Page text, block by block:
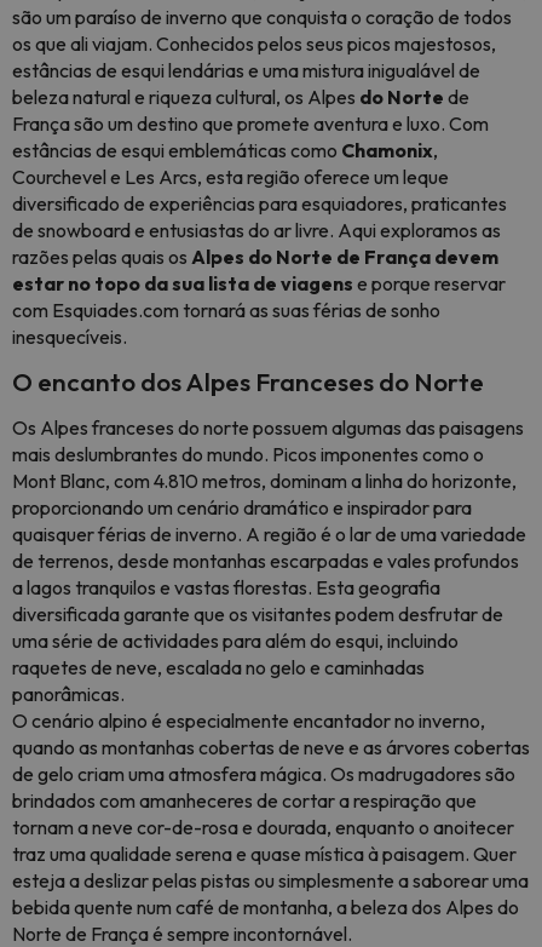
são um paraíso de inverno que conquista o coração de todos
os que ali viajam. Conhecidos pelos seus picos majestosos,
estâncias de esqui lendárias e uma mistura inigualável de
beleza natural e riqueza cultural, os Alpes do Norte de
França são um destino que promete aventura e luxo. Com
estâncias de esqui emblemáticas como Chamonix,
Courchevel e Les Arcs, esta região oferece um leque
diversificado de experiências para esquiadores, praticantes
de snowboard e entusiastas do ar livre. Aqui exploramos as
razões pelas quais os Alpes do Norte de França devem
estar no topo da sua lista de viagens e porque reservar
com Esquiades.com tornará as suas férias de sonho
inesquecíveis.
O encanto dos Alpes Franceses do Norte
Os Alpes franceses do norte possuem algumas das paisagens
mais deslumbrantes do mundo. Picos imponentes como o
Mont Blanc, com 4.810 metros, dominam a linha do horizonte,
proporcionando um cenário dramático e inspirador para
quaisquer férias de inverno. A região é o lar de uma variedade
de terrenos, desde montanhas escarpadas e vales profundos
a lagos tranquilos e vastas florestas. Esta geografia
diversificada garante que os visitantes podem desfrutar de
uma série de actividades para além do esqui, incluindo
raquetes de neve, escalada no gelo e caminhadas
panorâmicas.
O cenário alpino é especialmente encantador no inverno,
quando as montanhas cobertas de neve e as árvores cobertas
de gelo criam uma atmosfera mágica. Os madrugadores são
brindados com amanheceres de cortar a respiração que
tornam a neve cor-de-rosa e dourada, enquanto o anoitecer
traz uma qualidade serena e quase mística à paisagem. Quer
esteja a deslizar pelas pistas ou simplesmente a saborear uma
bebida quente num café de montanha, a beleza dos Alpes do
Norte de França é sempre incontornável.